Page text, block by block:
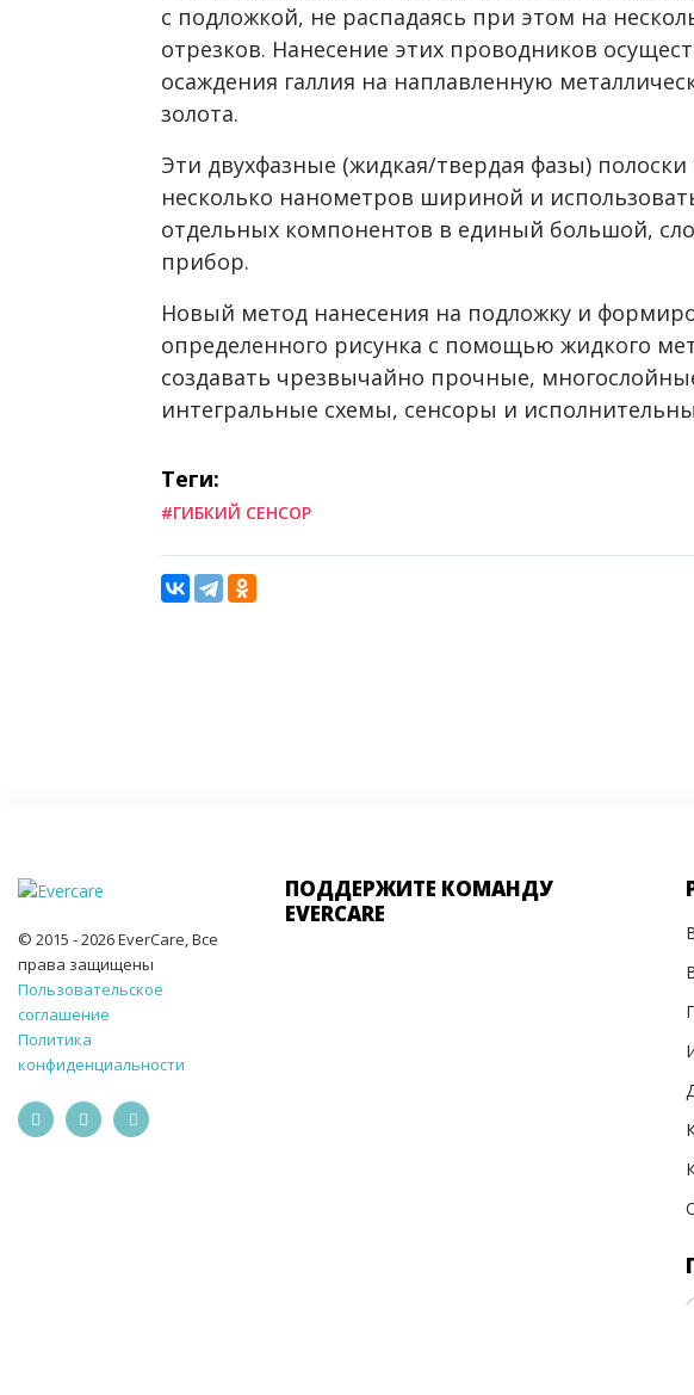
с подложкой, не распадаясь при этом на
отрезков. Нанесение этих проводников
осаждения галлия на наплавленную
золота.
Эти двухфазные (жидкая/твердая фазы) полоски
несколько нанометров шириной и
отдельных компонентов в единый большой,
прибор.
Новый метод нанесения на подложку и
определенного рисунка с помощью жидкого
создавать чрезвычайно прочные,
интегральные схемы, сенсоры и
Теги:
#ГИБКИЙ СЕНСОР
© 2015 - 2026 EverCare, Все
права защищены
Пользовательское
соглашение
Политика
конфиденциальности
ПОДДЕРЖИТЕ КОМАНДУ
EVERCARE